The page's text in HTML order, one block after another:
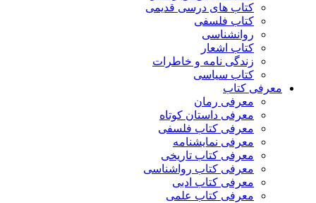
کتاب های درسی قدیمی
کتاب فلسفی
روانشناسی
کتاب اشعار
زندگی نامه و خاطرات
کتاب سیاسی
معرفی کتاب
معرفی رمان
معرفی داستان کوتاه
معرفی کتاب فلسفی
معرفی نمایشنامه
معرفی کتاب تاریخی
معرفی کتاب رواشناسی
معرفی کتاب ادبی
معرفی کتاب علمی